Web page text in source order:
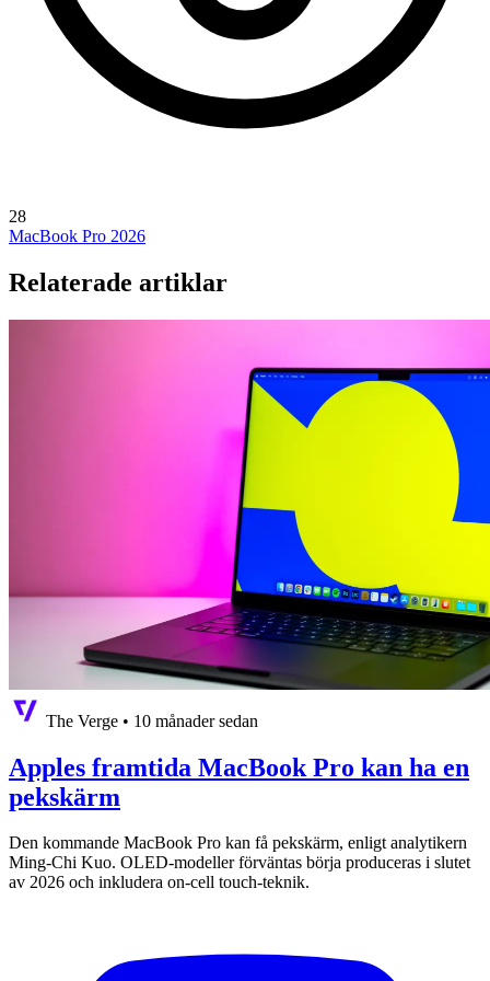
28
MacBook Pro 2026
Relaterade artiklar
The Verge • 10 månader sedan
Apples framtida MacBook Pro kan ha en
pekskärm
Den kommande MacBook Pro kan få pekskärm, enligt analytikern
Ming-Chi Kuo. OLED-modeller förväntas börja produceras i slutet
av 2026 och inkludera on-cell touch-teknik.